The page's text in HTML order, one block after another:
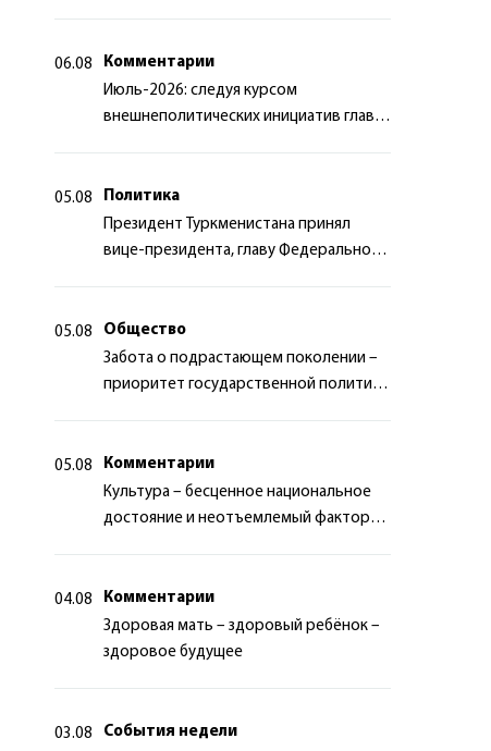
06.08
Комментарии
Июль-2026: следуя курсом
внешнеполитических инициатив главы
05.08
Политика
Президент Туркменистана принял
вице-президента, главу Федерального
05.08
Общество
Забота о подрастающем поколении –
приоритет государственной политики
05.08
Комментарии
Культура – бесценное национальное
достояние и неотъемлемый фактор
04.08
Комментарии
Здоровая мать – здоровый ребёнок –
здоровое будущее
03.08
События недели